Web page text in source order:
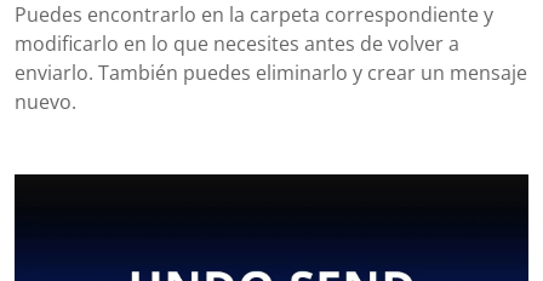
Puedes encontrarlo en la carpeta correspondiente y
modificarlo en lo que necesites antes de volver a
enviarlo. También puedes eliminarlo y crear un mensaje
nuevo.